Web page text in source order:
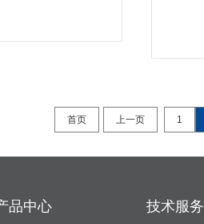
首页 上一页 1
品中心 技术服务